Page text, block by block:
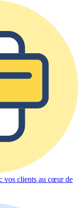
vos clients au cœur de